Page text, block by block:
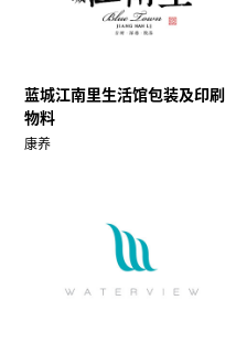
蓝城江南里生活馆包装及印刷
物料
康养